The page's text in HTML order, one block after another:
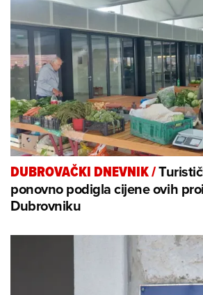
DUBROVAČKI DNEVNIK/
ponovno podigla cijene ovih
Dubrovniku